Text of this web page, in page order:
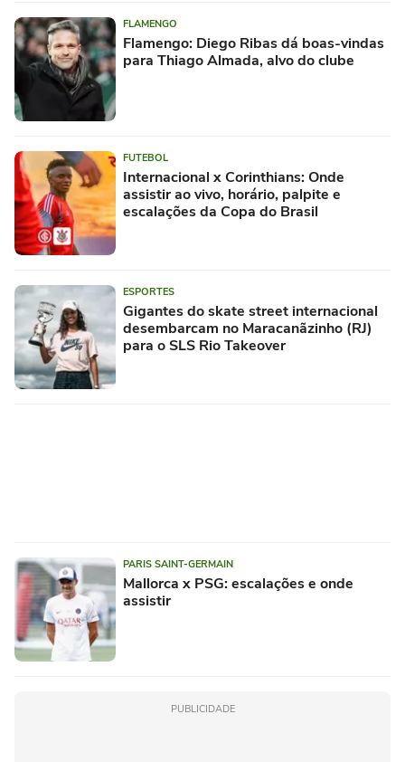
FLAMENGO
Flamengo: Diego Ribas dá boas-vindas
para Thiago Almada, alvo do clube
FUTEBOL
Internacional x Corinthians: Onde
assistir ao vivo, horário, palpite e
escalações da Copa do Brasil
ESPORTES
Gigantes do skate street internacional
desembarcam no Maracanãzinho (RJ)
para o SLS Rio Takeover
PARIS SAINT-GERMAIN
Mallorca x PSG: escalações e onde
assistir
PUBLICIDADE